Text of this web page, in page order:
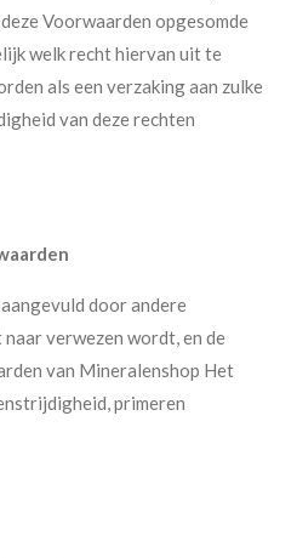
Voorwaarden opgesomde
welk recht hiervan uit te
als een verzaking aan zulke
van deze rechten
door andere
verwezen wordt, en de
van Mineralenshop Het
primeren